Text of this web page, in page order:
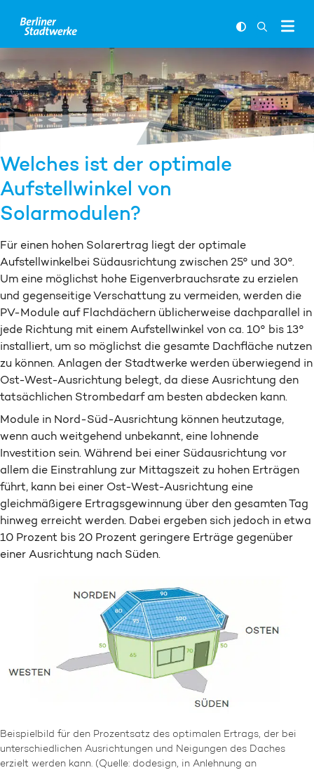
Welches ist der optimale
Aufstellwinkel von
Solarmodulen?
Für einen hohen Solarertrag liegt der optimale
Aufstellwinkelbei Südausrichtung zwischen 25° und 30°.
Um eine möglichst hohe Eigenverbrauchsrate zu erzielen
und gegenseitige Verschattung zu vermeiden, werden die
PV-Module auf Flachdächern üblicherweise dachparallel in
jede Richtung mit einem Aufstellwinkel von ca. 10° bis 13°
installiert, um so möglichst die gesamte Dachfläche nutzen
zu können. Anlagen der Stadtwerke werden überwiegend in
Ost-West-Ausrichtung belegt, da diese Ausrichtung den
tatsächlichen Strombedarf am besten abdecken kann.
Module in Nord-Süd-Ausrichtung können heutzutage,
wenn auch weitgehend unbekannt, eine lohnende
Investition sein. Während bei einer Südausrichtung vor
allem die Einstrahlung zur Mittagszeit zu hohen Erträgen
führt, kann bei einer Ost-West-Ausrichtung eine
gleichmäßigere Ertragsgewinnung über den gesamten Tag
hinweg erreicht werden. Dabei ergeben sich jedoch in etwa
10 Prozent bis 20 Prozent geringere Erträge gegenüber
einer Ausrichtung nach Süden.
Beispielbild für den Prozentsatz des optimalen Ertrags, der bei
unterschiedlichen Ausrichtungen und Neigungen des Daches
erzielt werden kann. (Quelle: dodesign, in Anlehnung an